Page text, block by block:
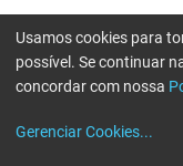
Usamos cookies para
possível. Se continuar
concordar com nossa
Gerenciar Cookies...
Erro ao enviar